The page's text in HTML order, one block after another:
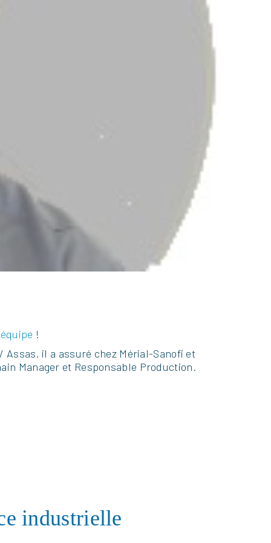
!
Assas, il a assuré chez Mérial-Sanofi et
Manager et Responsable Production.
industrielle